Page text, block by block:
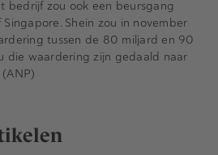
bedrijf zou ook een beursgang
Shein zou in november
tussen de 80 miljard en 90
die waardering zijn gedaald naar